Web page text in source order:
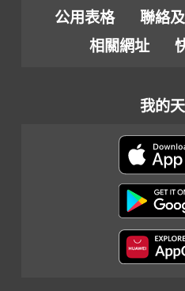
公用表格 聯絡
相關網址
我的